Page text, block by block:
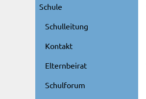
Schule
Schulleitung
Kontakt
Elternbeirat
Schulforum